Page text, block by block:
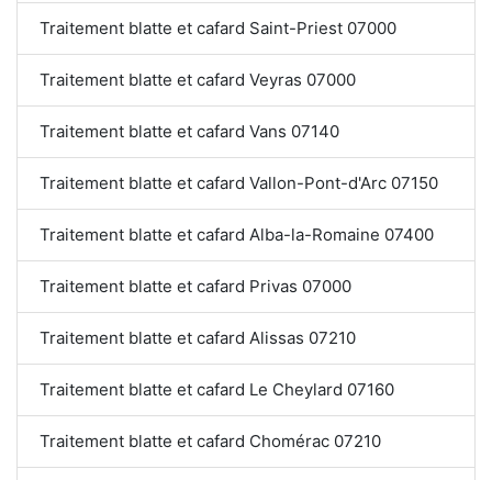
Traitement blatte et cafard Saint-Priest 07000
Traitement blatte et cafard Veyras 07000
Traitement blatte et cafard Vans 07140
Traitement blatte et cafard Vallon-Pont-d'Arc 07150
Traitement blatte et cafard Alba-la-Romaine 07400
Traitement blatte et cafard Privas 07000
Traitement blatte et cafard Alissas 07210
Traitement blatte et cafard Le Cheylard 07160
Traitement blatte et cafard Chomérac 07210